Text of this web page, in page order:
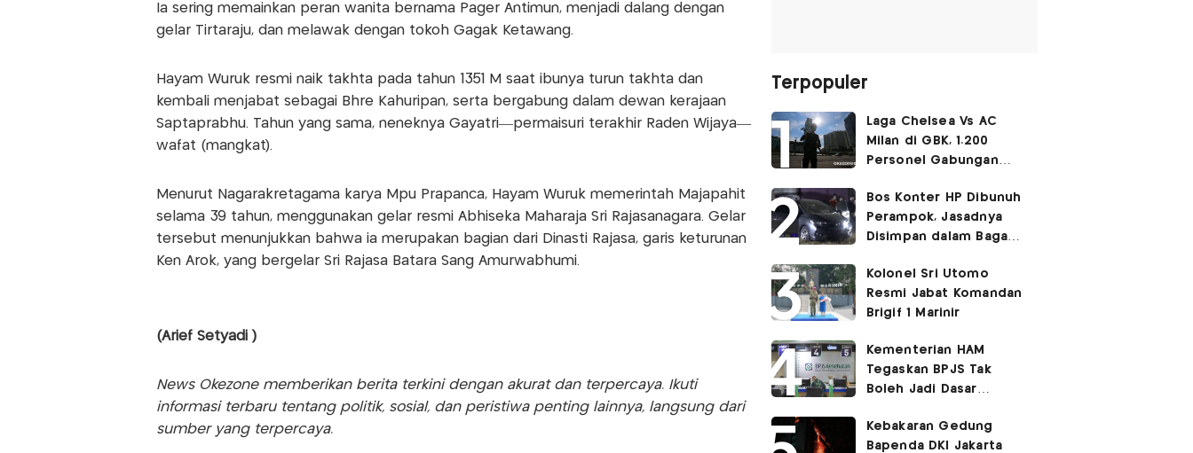
Ia sering memainkan peran wanita bernama Pager Antimun, menjadi dalang dengan
gelar Tirtaraju, dan melawak dengan tokoh Gagak Ketawang.
Hayam Wuruk resmi naik takhta pada tahun 1351 M saat ibunya turun takhta dan
kembali menjabat sebagai Bhre Kahuripan, serta bergabung dalam dewan kerajaan
Saptaprabhu. Tahun yang sama, neneknya Gayatri—permaisuri terakhir Raden Wijaya—
wafat (mangkat).
Menurut Nagarakretagama karya Mpu Prapanca, Hayam Wuruk memerintah Majapahit
selama 39 tahun, menggunakan gelar resmi Abhiseka Maharaja Sri Rajasanagara. Gelar
tersebut menunjukkan bahwa ia merupakan bagian dari Dinasti Rajasa, garis keturunan
Ken Arok, yang bergelar Sri Rajasa Batara Sang Amurwabhumi.
(Arief Setyadi )
News Okezone memberikan berita terkini dengan akurat dan terpercaya. Ikuti
informasi terbaru tentang politik, sosial, dan peristiwa penting lainnya, langsung dari
sumber yang terpercaya.
Terpopuler
Laga Chelsea Vs AC
Milan di GBK, 1.200
Personel Gabungan
Bos Konter HP Dibunuh
Perampok, Jasadnya
Disimpan dalam Bagasi
Kolonel Sri Utomo
Resmi Jabat Komandan
Brigif 1 Marinir
Kementerian HAM
Tegaskan BPJS Tak
Boleh Jadi Dasar
Layanan Kesehatan
Kebakaran Gedung
Bapenda DKI Jakarta